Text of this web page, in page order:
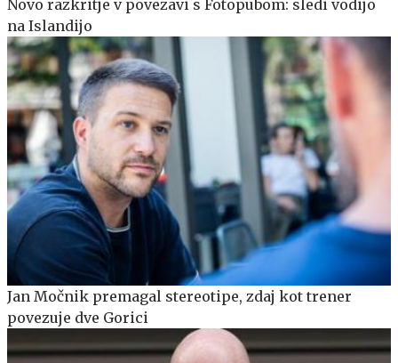
Novo razkritje v povezavi s Fotopubom: sledi vodijo
na Islandijo
Jan Močnik premagal stereotipe, zdaj kot trener
povezuje dve Gorici